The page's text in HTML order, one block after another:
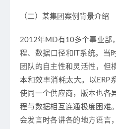
（二）某集团案例背景介绍
2012年MD有10多个事业部
程、数据口径和IT系统。当
团队的自主性和灵活性，但
本和效率消耗太大。以ERP
使同一个供应商，版本也各
程与数据相互连通极度困难
会发言时各讲各的地方语言